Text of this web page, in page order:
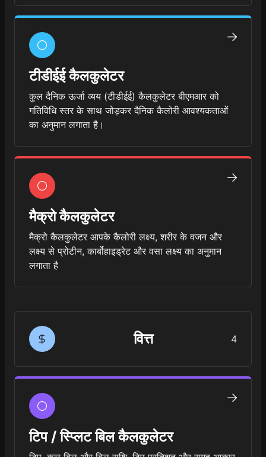
टीडीईई कैलकुलेटर
कुल दैनिक ऊर्जा व्यय (टीडीईई) कैलकुलेटर बीएमआर को
गतिविधि स्तर के साथ जोड़कर दैनिक कैलोरी आवश्यकताओं
का अनुमान लगाता है।
मैक्रो कैलकुलेटर
मैक्रो कैलकुलेटर आपके कैलोरी लक्ष्य, शरीर के वजन और
लक्ष्य से प्रोटीन, कार्बोहाइड्रेट और वसा लक्ष्य का अनुमान
लगाता है
वित्त 4
टिप / स्प्लिट बिल कैलकुलेटर